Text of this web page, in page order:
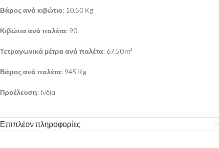
Βάρος ανά κιβώτιο: 10.50 Kg
Κιβώτια ανά παλέτα: 90
Τετραγωνικά μέτρα ανά παλέτα: 67.50 m²
Βάρος ανά παλέτα: 945 Kg
Προέλευση: Ινδία
Επιπλέον πληροφορίες